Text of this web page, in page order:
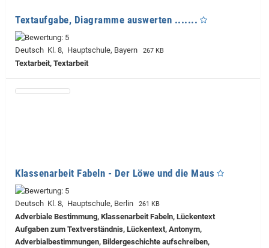
Textaufgabe, Diagramme auswerten .......
Deutsch Kl. 8, Hauptschule, Bayern 267 KB
Textarbeit, Textarbeit
Klassenarbeit Fabeln - Der Löwe und die Maus
Deutsch Kl. 8, Hauptschule, Berlin 261 KB
Adverbiale Bestimmung, Klassenarbeit Fabeln, Lückentext
Aufgaben zum Textverständnis, Lückentext, Antonym,
Adverbialbestimmungen, Bildergeschichte aufschreiben,